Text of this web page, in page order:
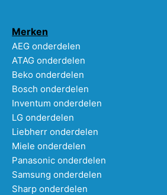
Merken
AEG onderdelen
ATAG onderdelen
Beko onderdelen
Bosch onderdelen
Inventum onderdelen
LG onderdelen
Liebherr onderdelen
Miele onderdelen
Panasonic onderdelen
Samsung onderdelen
Sharp onderdelen